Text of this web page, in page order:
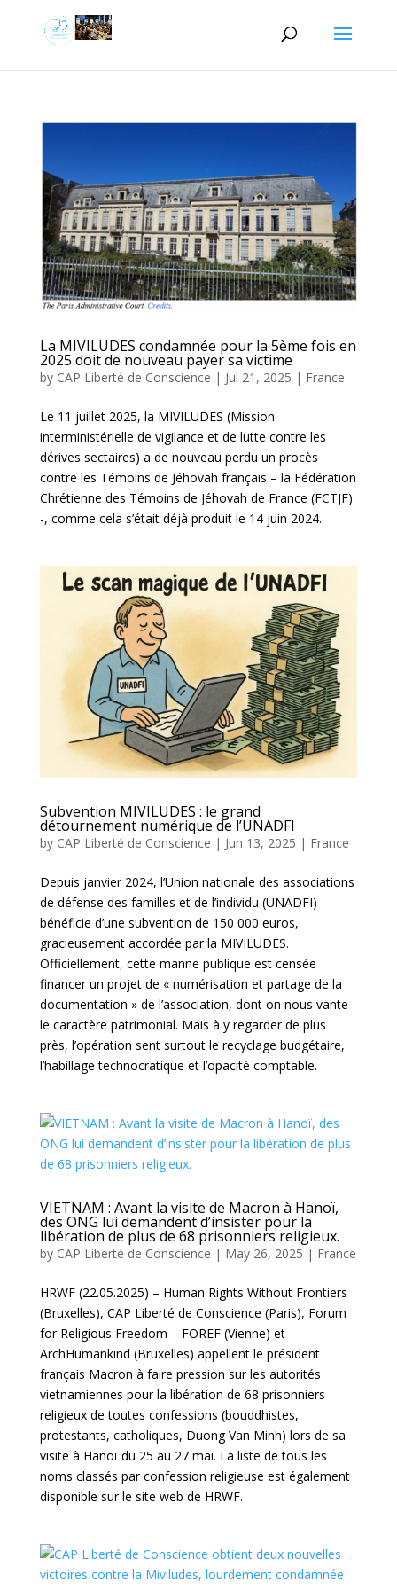
La MIVILUDES condamnée pour la 5ème fois en
2025 doit de nouveau payer sa victime
by CAP Liberté de Conscience | Jul 21, 2025 | France
Le 11 juillet 2025, la MIVILUDES (Mission
interministérielle de vigilance et de lutte contre les
dérives sectaires) a de nouveau perdu un procès
contre les Témoins de Jéhovah français – la Fédération
Chrétienne des Témoins de Jéhovah de France (FCTJF)
-, comme cela s’était déjà produit le 14 juin 2024.
Subvention MIVILUDES : le grand
détournement numérique de l’UNADFI
by CAP Liberté de Conscience | Jun 13, 2025 | France
Depuis janvier 2024, l’Union nationale des associations
de défense des familles et de l’individu (UNADFI)
bénéficie d’une subvention de 150 000 euros,
gracieusement accordée par la MIVILUDES.
Officiellement, cette manne publique est censée
financer un projet de « numérisation et partage de la
documentation » de l’association, dont on nous vante
le caractère patrimonial. Mais à y regarder de plus
près, l’opération sent surtout le recyclage budgétaire,
l’habillage technocratique et l’opacité comptable.
VIETNAM : Avant la visite de Macron à Hanoï,
des ONG lui demandent d’insister pour la
libération de plus de 68 prisonniers religieux.
by CAP Liberté de Conscience | May 26, 2025 | France
HRWF (22.05.2025) – Human Rights Without Frontiers
(Bruxelles), CAP Liberté de Conscience (Paris), Forum
for Religious Freedom – FOREF (Vienne) et
ArchHumankind (Bruxelles) appellent le président
français Macron à faire pression sur les autorités
vietnamiennes pour la libération de 68 prisonniers
religieux de toutes confessions (bouddhistes,
protestants, catholiques, Duong Van Minh) lors de sa
visite à Hanoï du 25 au 27 mai. La liste de tous les
noms classés par confession religieuse est également
disponible sur le site web de HRWF.